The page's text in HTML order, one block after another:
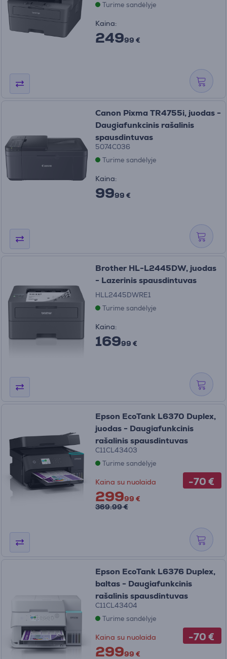
Turime sandėlyje
Kaina:
24999 €
Canon Pixma TR4755i, juodas -
Daugiafunkcinis rašalinis
spausdintuvas
5074C036
Turime sandėlyje
Kaina:
9999 €
Brother HL-L2445DW, juodas
- Lazerinis spausdintuvas
HLL2445DWRE1
Turime sandėlyje
Kaina:
16999 €
-70 €
Epson EcoTank L6370 Duplex,
juodas - Daugiafunkcinis
rašalinis spausdintuvas
C11CL43403
Turime sandėlyje
Kaina su nuolaida
29999 €
369.99 €
-70 €
Epson EcoTank L6376 Duplex,
baltas - Daugiafunkcinis
rašalinis spausdintuvas
C11CL43404
Turime sandėlyje
Kaina su nuolaida
29999 €